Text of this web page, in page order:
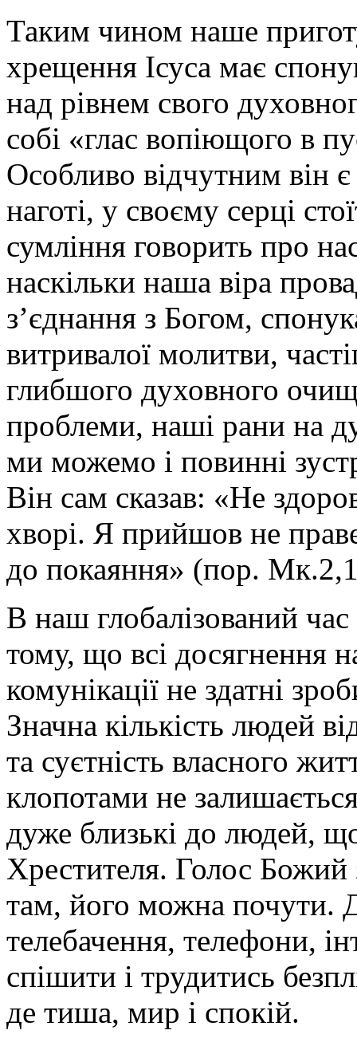
Таким чином наше
хрещення Ісуса має
над рівнем свого
собі «глас вопіющого в
Особливо відчутним він
наготі, у своєму серці
сумління говорить про
наскільки наша віра
з’єднання з Богом,
витривалої молитви,
глибшого духовного
проблеми, наші рани на
ми можемо і повинні
Він сам сказав: «Не
хворі. Я прийшов не
до покаяння» (пор.
В наш глобалізований
тому, що всі досягнення
комунікації не здатні
Значна кількість людей
та суєтність власного
клопотами не
дуже близькі до людей,
Хрестителя. Голос Божий
там, його можна почути.
телебачення, телефони,
спішити і трудитись
де тиша, мир і спокій.